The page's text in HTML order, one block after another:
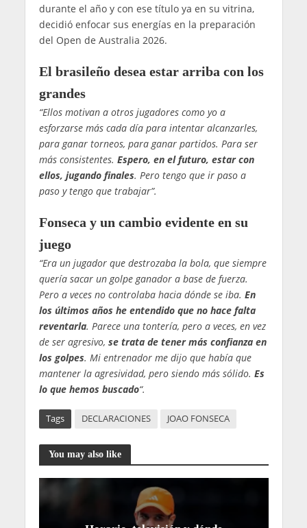
durante el año y con ese título ya en su vitrina,
decidió enfocar sus energías en la preparación
del Open de Australia 2026.
El brasileño desea estar arriba con los
grandes
“Ellos motivan a otros jugadores como yo a
esforzarse más cada día para intentar alcanzarles,
para ganar torneos, para ganar partidos. Para ser
más consistentes. Espero, en el futuro, estar con
ellos, jugando finales. Pero tengo que ir paso a
paso y tengo que trabajar”.
Fonseca y un cambio evidente en su
juego
“Era un jugador que destrozaba la bola, que siempre
quería sacar un golpe ganador a base de fuerza.
Pero a veces no controlaba hacia dónde se iba. En
los últimos años he entendido que no hace falta
reventarla. Parece una tontería, pero a veces, en vez
de ser agresivo, se trata de tener más confianza en
los golpes. Mi entrenador me dijo que había que
mantener la agresividad, pero siendo más sólido. Es
lo que hemos buscado“.
Tags DECLARACIONES JOAO FONSECA
You may also like